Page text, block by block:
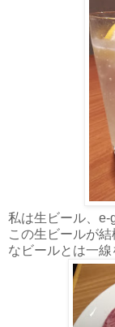
私は生ビール、e-
この生ビールが
なビールとは一線